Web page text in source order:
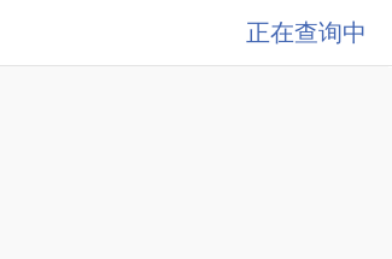
正在查询中